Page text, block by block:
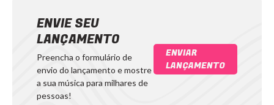
ENVIE SEU
LANÇAMENTO
Preencha o formulário de
envio do lançamento e mostre
a sua música para milhares de
pessoas!
ENVIAR
LANÇAMENTO